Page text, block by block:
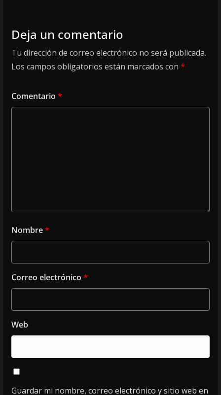
Deja un comentario
Tu dirección de correo electrónico no será publicada.
Los campos obligatorios están marcados con *
Comentario *
Nombre*
Correo electrónico *
Web
Guardar mi nombre, correo electrónico y sitio web en